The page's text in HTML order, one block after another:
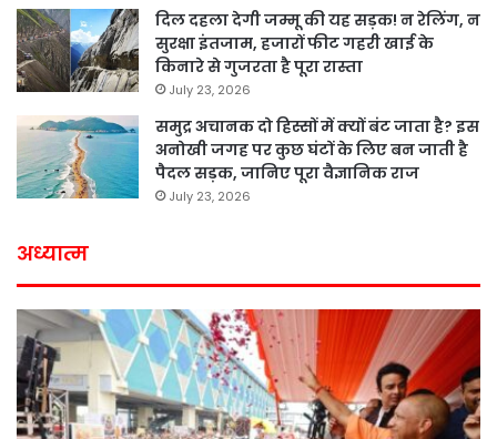
दिल दहला देगी जम्मू की यह सड़क! न रेलिंग, न
सुरक्षा इंतजाम, हजारों फीट गहरी खाई के
किनारे से गुजरता है पूरा रास्ता
July 23, 2026
समुद्र अचानक दो हिस्सों में क्यों बंट जाता है? इस
अनोखी जगह पर कुछ घंटों के लिए बन जाती है
पैदल सड़क, जानिए पूरा वैज्ञानिक राज
July 23, 2026
अध्यात्म